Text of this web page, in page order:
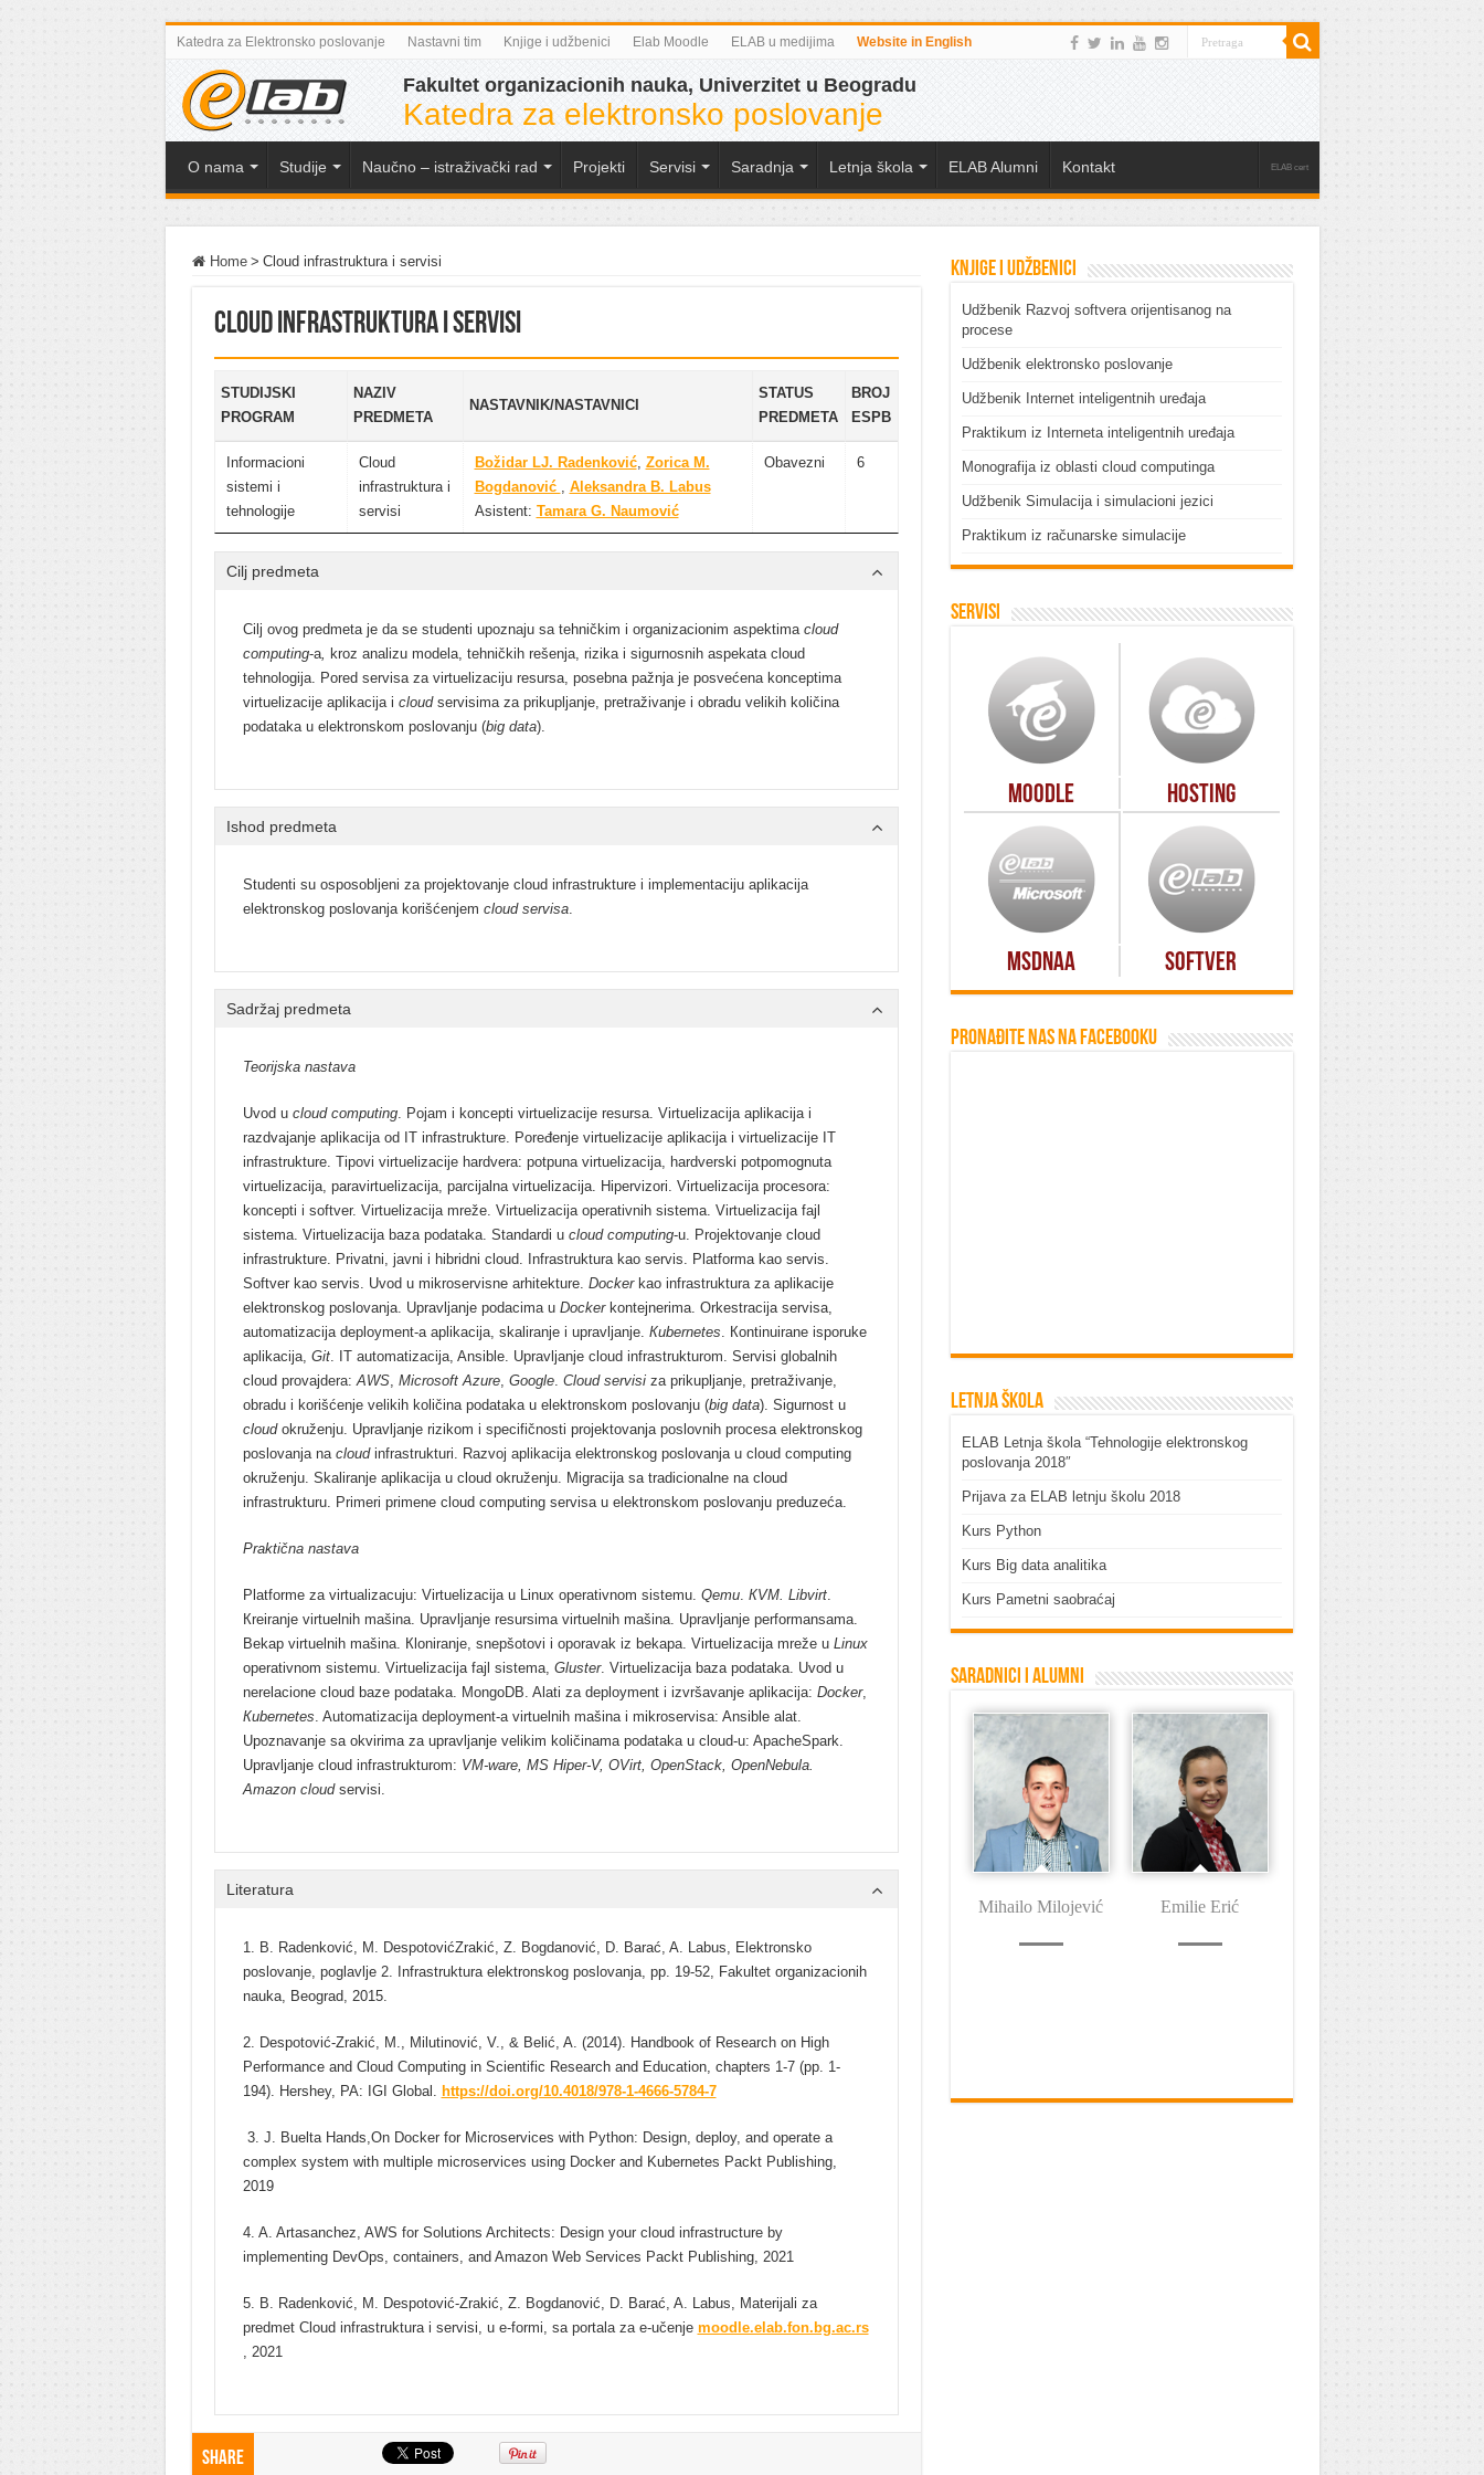
Katedra za Elektronsko poslovanje Nastavni tim Knjige i udžbenici Elab Moodle ELAB u medijima Website in English
Fakultet organizacionih nauka, Univerzitet u Beogradu
Katedra za elektronsko poslovanje
O nama Studije Naučno – istraživački rad Projekti Servisi Saradnja Letnja škola ELAB Alumni Kontakt ELAB cert
Home > Cloud infrastruktura i servisi
Cloud infrastruktura i servisi
STUDIJSKI
PROGRAM
NAZIV
PREDMETA
NASTAVNIK/NASTAVNICI
STATUS
PREDMETA
BROJ
ESPB
Informacioni
sistemi i
tehnologije
Cloud
infrastruktura i
servisi
Božidar LJ. Radenković, Zorica M.
Bogdanović , Aleksandra B. Labus
Asistent: Tamara G. Naumović
Obavezni 6
Cilj predmeta
Cilj ovog predmeta je da se studenti upoznaju sa tehničkim i organizacionim aspektima cloud
computing-a, kroz analizu modela, tehničkih rešenja, rizika i sigurnosnih aspekata cloud
tehnologija. Pored servisa za virtuelizaciju resursa, posebna pažnja je posvećena konceptima
virtuelizacije aplikacija i cloudservisima za prikupljanje, pretraživanje i obradu velikih količina
podataka u elektronskom poslovanju (big data).
Ishod predmeta
Studenti su osposobljeni za projektovanje cloud infrastrukture i implementaciju aplikacija
elektronskog poslovanja korišćenjem cloud servisa.
Sadržaj predmeta
Teorijska nastava
Uvod u cloud computing. Pojam i koncepti virtuelizacije resursa. Virtuelizacija aplikacija i
razdvajanje aplikacija od IT infrastrukture. Poređenje virtuelizacije aplikacija i virtuelizacije IT
infrastrukture. Tipovi virtuelizacije hardvera: potpuna virtuelizacija, hardverski potpomognuta
virtuelizacija, paravirtuelizacija, parcijalna virtuelizacija. Hipervizori. Virtuelizacija procesora:
koncepti i softver. Virtuelizacija mreže. Virtuelizacija operativnih sistema. Virtuelizacija fajl
sistema. Virtuelizacija baza podataka. Standardi u cloud computing-u. Projektovanje cloud
infrastrukture. Privatni, javni i hibridni cloud. Infrastruktura kao servis. Platforma kao servis.
Softver kao servis. Uvod u mikroservisne arhitekture. Dockerkao infrastruktura za aplikacije
elektronskog poslovanja. Upravljanje podacima u Dockerkontejnerima. Orkestracija servisa,
automatizacija deployment-a aplikacija, skaliranje i upravljanje. Кubernetes. Кontinuirane isporuke
aplikacija, Git. IT automatizacija, Ansible. Upravljanje cloud infrastrukturom. Servisi globalnih
cloud provajdera:AWS, Microsoft Azure, Google. Cloud servisiza prikupljanje, pretraživanje,
obradu i korišćenje velikih količina podataka u elektronskom poslovanju (big data). Sigurnost u
cloudokruženju. Upravljanje rizikom i specifičnosti projektovanja poslovnih procesa elektronskog
poslovanja na cloudinfrastrukturi. Razvoj aplikacija elektronskog poslovanja u cloud computing
okruženju. Skaliranje aplikacija u cloud okruženju. Migracija sa tradicionalne na cloud
infrastrukturu. Primeri primene cloud computing servisa u elektronskom poslovanju preduzeća.
Praktična nastava
Platforme za virtualizacuju: Virtuelizacija u Linux operativnom sistemu. Qemu. КVM. Libvirt.
Кreiranje virtuelnih mašina. Upravljanje resursima virtuelnih mašina. Upravljanje performansama.
Bekap virtuelnih mašina. Кloniranje, snepšotovi i oporavak iz bekapa. Virtuelizacija mreže u Linux
operativnom sistemu. Virtuelizacija fajl sistema, Gluster. Virtuelizacija baza podataka. Uvod u
nerelacione cloud baze podataka. MongoDB. Alati za deployment i izvršavanje aplikacija: Docker,
Кubernetes. Automatizacija deployment-a virtuelnih mašina i mikroservisa: Ansible alat.
Upoznavanje sa okvirima za upravljanje velikim količinama podataka u cloud-u: ApacheSpark.
Upravljanje cloud infrastrukturom: VM-ware, MS Hiper-V, OVirt, OpenStack, OpenNebula.
Amazon cloudservisi.
Literatura
1. B. Radenković, M. DespotovićZrakić, Z. Bogdanović, D. Barać, A. Labus, Elektronsko
poslovanje, poglavlje 2. Infrastruktura elektronskog poslovanja, pp. 19-52, Fakultet organizacionih
nauka, Beograd, 2015.
2. Despotović-Zrakić, M., Milutinović, V., & Belić, A. (2014). Handbook of Research on High
Performance and Cloud Computing in Scientific Research and Education, chapters 1-7 (pp. 1-
194). Hershey, PA: IGI Global. https://doi.org/10.4018/978-1-4666-5784-7
3. J. Buelta Hands,On Docker for Microservices with Python: Design, deploy, and operate a
complex system with multiple microservices using Docker and Kubernetes Packt Publishing,
2019
4. A. Artasanchez, AWS for Solutions Architects: Design your cloud infrastructure by
implementing DevOps, containers, and Amazon Web Services Packt Publishing, 2021
5. B. Radenković, M. Despotović-Zrakić, Z. Bogdanović, D. Barać, A. Labus, Materijali za
predmet Cloud infrastruktura i servisi, u e-formi, sa portala za e-učenje moodle.elab.fon.bg.ac.rs
, 2021
Share
Knjige i udžbenici
Udžbenik Razvoj softvera orijentisanog na
procese
Udžbenik elektronsko poslovanje
Udžbenik Internet inteligentnih uređaja
Praktikum iz Interneta inteligentnih uređaja
Monografija iz oblasti cloud computinga
Udžbenik Simulacija i simulacioni jezici
Praktikum iz računarske simulacije
Servisi
Moodle Hosting
MSDNAA Softver
Pronađite nas na Facebooku
Letnja škola
ELAB Letnja škola “Tehnologije elektronskog
poslovanja 2018″
Prijava za ELAB letnju školu 2018
Kurs Python
Kurs Big data analitika
Kurs Pametni saobraćaj
Saradnici i Alumni
Vasković Trmčić
Mihailo Milojević Emilie Erić